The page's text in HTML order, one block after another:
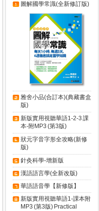
圖解國學常識(全新修訂版)
雅舍小品(合訂本)(典藏書盒
版)
新版實用視聽華語1-2-3 課
本-附MP3 (第3版)
狀元字音字形全攻略(新修
版)
針灸科學-增新版
漢語語言學(全新改版)
華語語音學【新修版】
新版實用視聽華語1-課本附
MP3 (第3版) Practical